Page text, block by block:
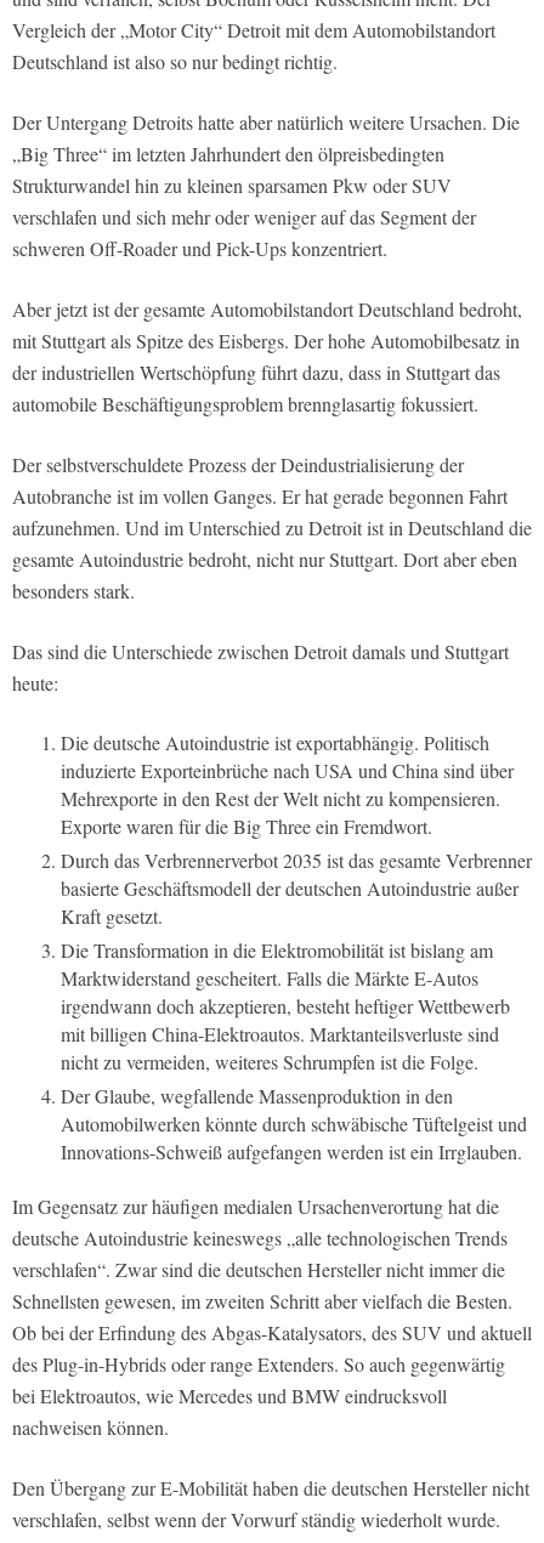
Vergleich der „Motor City“ Detroit mit dem Automobilstandort
Deutschland ist also so nur bedingt richtig.
Der Untergang Detroits hatte aber natürlich weitere Ursachen. Die
„Big Three“ im letzten Jahrhundert den ölpreisbedingten
Strukturwandel hin zu kleinen sparsamen Pkw oder SUV
verschlafen und sich mehr oder weniger auf das Segment der
schweren Off-Roader und Pick-Ups konzentriert.
Aber jetzt ist der gesamte Automobilstandort Deutschland bedroht,
mit Stuttgart als Spitze des Eisbergs. Der hohe Automobilbesatz in
der industriellen Wertschöpfung führt dazu, dass in Stuttgart das
automobile Beschäftigungsproblem brennglasartig fokussiert.
Der selbstverschuldete Prozess der Deindustrialisierung der
Autobranche ist im vollen Ganges. Er hat gerade begonnen Fahrt
aufzunehmen. Und im Unterschied zu Detroit ist in Deutschland die
gesamte Autoindustrie bedroht, nicht nur Stuttgart. Dort aber eben
besonders stark.
Das sind die Unterschiede zwischen Detroit damals und Stuttgart
heute:
Die deutsche Autoindustrie ist exportabhängig. Politisch
induzierte Exporteinbrüche nach USA und China sind über
Mehrexporte in den Rest der Welt nicht zu kompensieren.
Exporte waren für die Big Three ein Fremdwort.
Durch das Verbrennerverbot 2035 ist das gesamte Verbrenner
basierte Geschäftsmodell der deutschen Autoindustrie außer
Kraft gesetzt.
Die Transformation in die Elektromobilität ist bislang am
Marktwiderstand gescheitert. Falls die Märkte E-Autos
irgendwann doch akzeptieren, besteht heftiger Wettbewerb
mit billigen China-Elektroautos. Marktanteilsverluste sind
nicht zu vermeiden, weiteres Schrumpfen ist die Folge.
Der Glaube, wegfallende Massenproduktion in den
Automobilwerken könnte durch schwäbische Tüftelgeist und
Innovations-Schweiß aufgefangen werden ist ein Irrglauben.
Im Gegensatz zur häufigen medialen Ursachenverortung hat die
deutsche Autoindustrie keineswegs „alle technologischen Trends
verschlafen“. Zwar sind die deutschen Hersteller nicht immer die
Schnellsten gewesen, im zweiten Schritt aber vielfach die Besten.
Ob bei der Erfindung des Abgas-Katalysators, des SUV und aktuell
des Plug-in-Hybrids oder range Extenders. So auch gegenwärtig
bei Elektroautos, wie Mercedes und BMW eindrucksvoll
nachweisen können.
Den Übergang zur E-Mobilität haben die deutschen Hersteller nicht
verschlafen, selbst wenn der Vorwurf ständig wiederholt wurde.